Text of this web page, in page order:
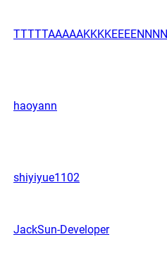
TTTTTAAAAAKKKKEEEENNNN
haoyann
shiyiyue1102
JackSun-Developer